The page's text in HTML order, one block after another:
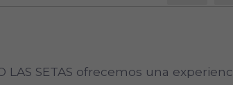
LAS SETAS ofrecemos una